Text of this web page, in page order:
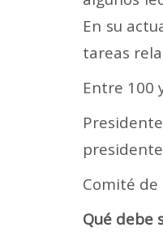
En su
tareas
Entre 100
Comité
Qué debe